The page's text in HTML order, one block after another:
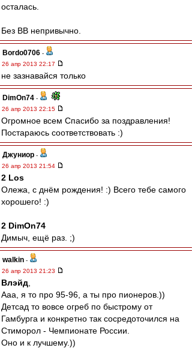
осталась.
Без ВВ непривычно.
Bordo0706 -
26 апр 2013 22:17
не зазнавайся только
DimOn74 -
26 апр 2013 22:15
Огромное всем Спасибо за поздравления!
Постараюсь соответствовать :)
Джуниор -
26 апр 2013 21:54
2 Los
Олежа, с днём рождения! :) Всего тебе самого
хорошего! :)
2 DimOn74
Димыч, ещё раз. ;)
walkin -
26 апр 2013 21:23
Влэйд
Ааа, я то про 95-96, а ты про пионеров.))
Детсад то вовсе огреб по быстрому от
Гамбурга и конкретно так сосредоточился на
Стиморол - Чемпионате России.
Оно и к лучшему.))